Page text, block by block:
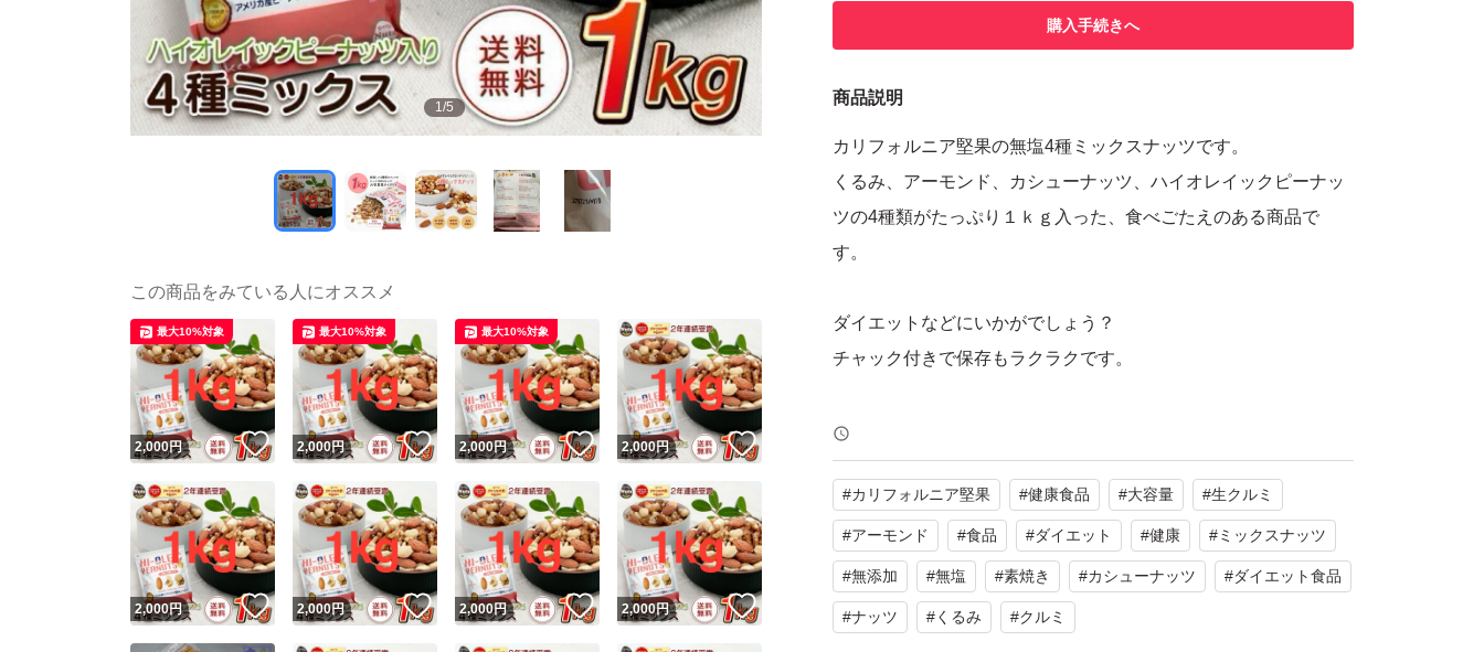
1/5
購入手続きへ
商品説明
カリフォルニア堅果の無塩4種ミックスナッツです。
くるみ、アーモンド、カシューナッツ、ハイオレイックピーナッ
ツの4種類がたっぷり１ｋｇ入った、食べごたえのある商品で
す。
ダイエットなどにいかがでしょう？
チャック付きで保存もラクラクです。
ミックスナッツは、1種類だけでは摂りきれないさまざまな栄養
素をバランスよく摂取でき、健康維持や美容、間食にも最適で
す。
・くるみ：オメガ3脂肪酸
・アーモンド：ビタミンE・食物繊維
#カリフォルニア堅果 #健康食品 #大容量 #生クルミ
#アーモンド #食品 #ダイエット #健康 #ミックスナッツ
#無添加 #無塩 #素焼き #カシューナッツ #ダイエット食品
#ナッツ #くるみ #クルミ
この商品をみている人にオススメ
2,000円 いいね！
最大10%対象
2,000円 いいね！
最大10%対象
2,000円 いいね！
最大10%対象
2,000円 いいね！
2,000円 いいね！
2,000円 いいね！
2,000円 いいね！
2,000円 いいね！